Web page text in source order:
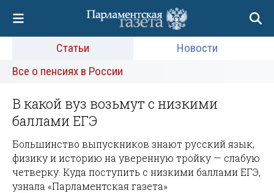
Статьи
Новости
Все о пенсиях в России
В какой вуз возьмут с низкими
баллами ЕГЭ
Большинство выпускников знают русский язык,
физику и историю на уверенную тройку — слабую
четверку. Куда поступить с низкими баллами ЕГЭ,
узнала «Парламентская газета»